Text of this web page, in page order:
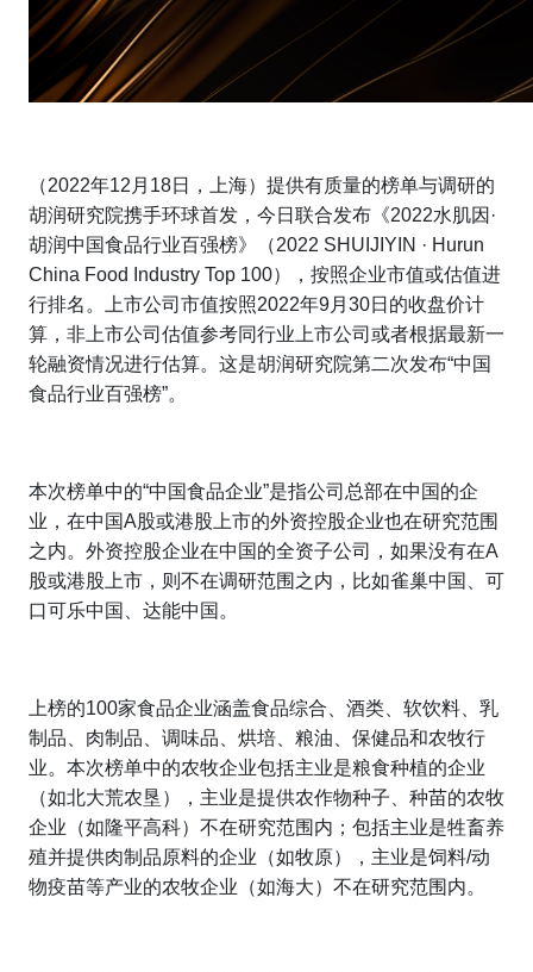
（2022年12 月 18日，上海） 提供有质量的榜单与调研的
胡润研究院携手环球首发 ，今日 联合发布《2022水肌因 ·
胡润中国食品行业百强榜》
（2022 SHUIJIYIN · Hurun
China Food Industry Top 100），按照企业市值或估值进
行排名。
上市公司市值按照2022年9月 30日的收盘价计
算，非上市公司估值参考同行业上市公司或者根据最新一
轮融资情况进行估算。这是胡润研究院第二次发布“中国
食品行业百强榜”。
本次榜单中的“中国食品企业”是指公司总部在中国的企
业，在中国A股或港股上市的外资控股企业也在研究范围
之内。外资控股企业在中国的全资子公司，如果没有在A
股或港股上市，则不在调研范围之内，比如雀巢中国、可
口可乐中国、达能中国。
上榜的100家食品企业涵盖食品综合、酒类、软饮料、乳
制品、肉制品、调味品、烘培、粮油、保健品和农牧行
业。本次榜单中的农牧企业包括主业是粮食种植的企业
（如北大荒农垦），主业是提供农作物种子、种苗的农牧
企业（如隆平高科）不在研究范围内；包括主业是牲畜养
殖并提供肉制品原料的企业（如牧原），主业是饲料/动
物疫苗等产业的农牧企业（如海大）不在研究范围内。